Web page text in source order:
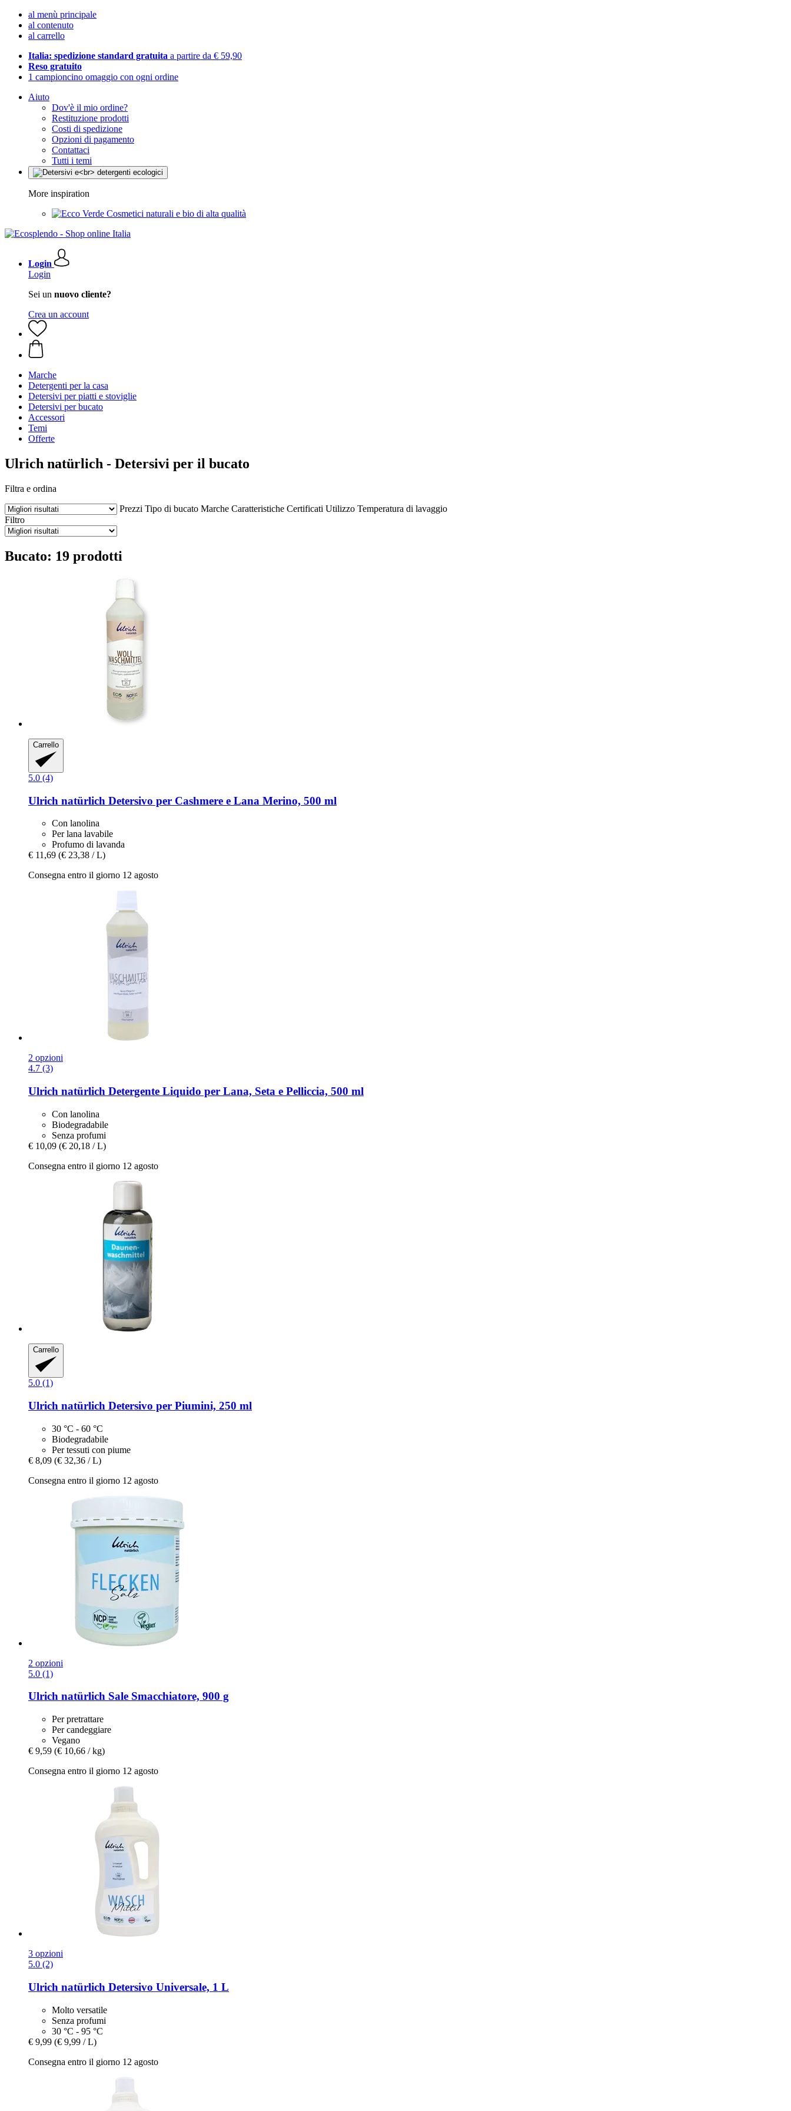
al menù principale
al contenuto
al carrello
Italia: spedizione standard gratuita a partire da € 59,90
Reso gratuito
1 campioncino omaggio con ogni ordine
Aiuto
Dov'è il mio ordine?
Restituzione prodotti
Costi di spedizione
Opzioni di pagamento
Contattaci
Tutti i temi
More inspiration
Cosmetici naturali e bio di alta qualità
Login
Login
Sei un nuovo cliente?
Crea un account
Marche
Detergenti per la casa
Detersivi per piatti e stoviglie
Detersivi per bucato
Accessori
Temi
Offerte
Ulrich natürlich - Detersivi per il bucato
Filtra e ordina
Prezzi Tipo di bucato Marche Caratteristiche Certificati Utilizzo Temperatura di lavaggio
Filtro
Bucato: 19 prodotti
Carrello
5.0 (4)
Ulrich natürlich Detersivo per Cashmere e Lana Merino, 500 ml
Con lanolina
Per lana lavabile
Profumo di lavanda
€ 11,69 (€ 23,38 / L)
Consegna entro il giorno 12 agosto
2 opzioni
4.7 (3)
Ulrich natürlich Detergente Liquido per Lana, Seta e Pelliccia, 500 ml
Con lanolina
Biodegradabile
Senza profumi
€ 10,09 (€ 20,18 / L)
Consegna entro il giorno 12 agosto
Carrello
5.0 (1)
Ulrich natürlich Detersivo per Piumini, 250 ml
30 °C - 60 °C
Biodegradabile
Per tessuti con piume
€ 8,09 (€ 32,36 / L)
Consegna entro il giorno 12 agosto
2 opzioni
5.0 (1)
Ulrich natürlich Sale Smacchiatore, 900 g
Per pretrattare
Per candeggiare
Vegano
€ 9,59 (€ 10,66 / kg)
Consegna entro il giorno 12 agosto
3 opzioni
5.0 (2)
Ulrich natürlich Detersivo Universale, 1 L
Molto versatile
Senza profumi
30 °C - 95 °C
€ 9,99 (€ 9,99 / L)
Consegna entro il giorno 12 agosto